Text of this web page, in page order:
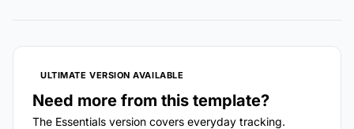
ULTIMATE VERSION AVAILABLE
Need more from this template?
The Essentials version covers everyday tracking.